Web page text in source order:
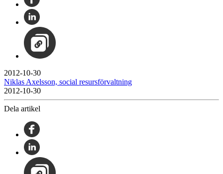
2012-10-30
Niklas Axelsson, social resursförvaltning
2012-10-30
Dela artikel